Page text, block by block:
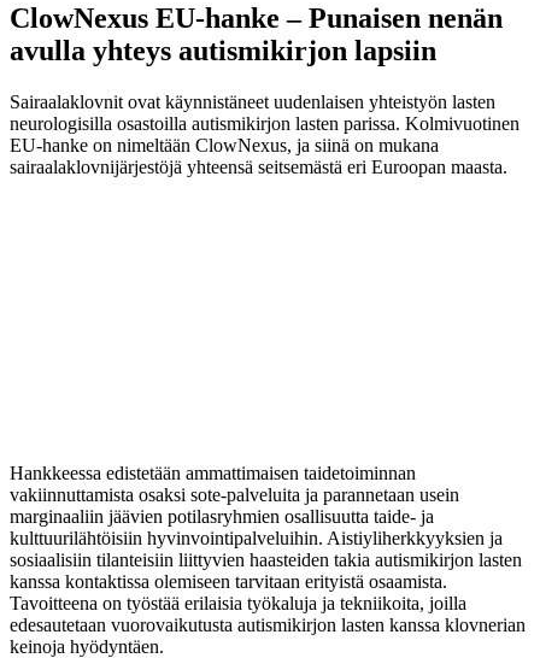
ClowNexus EU-hanke – Punaisen nenän
avulla yhteys autismikirjon lapsiin
Sairaalaklovnit ovat käynnistäneet uudenlaisen yhteistyön lasten
neurologisilla osastoilla autismikirjon lasten parissa. Kolmivuotinen
EU-hanke on nimeltään ClowNexus, ja siinä on mukana
sairaalaklovnijärjestöjä yhteensä seitsemästä eri Euroopan maasta.
Hankkeessa edistetään ammattimaisen taidetoiminnan
vakiinnuttamista osaksi sote-palveluita ja parannetaan usein
marginaaliin jäävien potilasryhmien osallisuutta taide- ja
kulttuurilähtöisiin hyvinvointipalveluihin. Aistiyliherkkyyksien ja
sosiaalisiin tilanteisiin liittyvien haasteiden takia autismikirjon lasten
kanssa kontaktissa olemiseen tarvitaan erityistä osaamista.
Tavoitteena on työstää erilaisia työkaluja ja tekniikoita, joilla
edesautetaan vuorovaikutusta autismikirjon lasten kanssa klovnerian
keinoja hyödyntäen.